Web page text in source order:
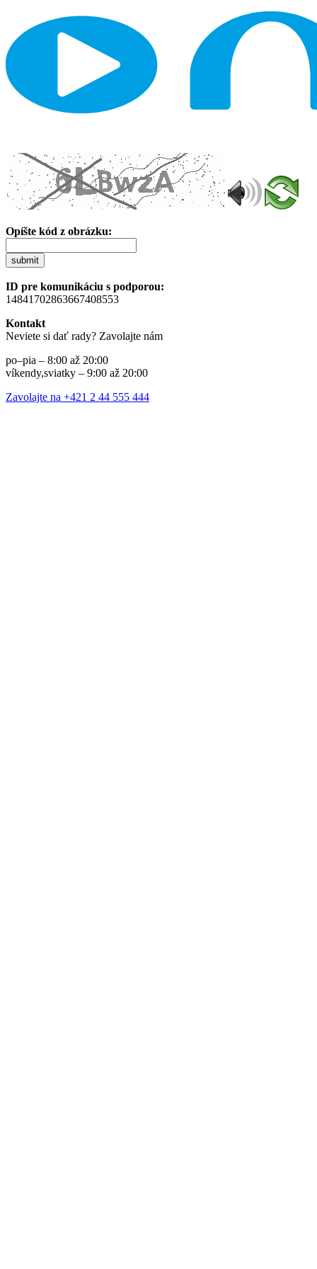
Opíšte kód z obrázku:
submit
ID pre komunikáciu s podporou:
14841702863667408553
Kontakt
Neviete si dať rady? Zavolajte nám
po–pia – 8:00 až 20:00
víkendy,sviatky – 9:00 až 20:00
Zavolajte na +421 2 44 555 444